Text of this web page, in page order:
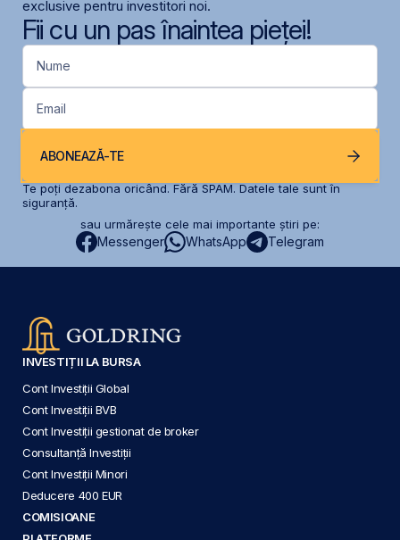
exclusive pentru investitori noi.
Fii cu un pas înaintea pieței!
Nume
Email
ABONEAZĂ-TE
Te poți dezabona oricând. Fără SPAM. Datele tale sunt în
siguranță.
sau urmărește cele mai importante știri pe:
Messenger WhatsApp Telegram
INVESTIȚII LA BURSA
Cont Investiții Global
Cont Investiții BVB
Cont Investiții gestionat de broker
Consultanță Investiții
Cont Investiții Minori
Deducere 400 EUR
COMISIOANE